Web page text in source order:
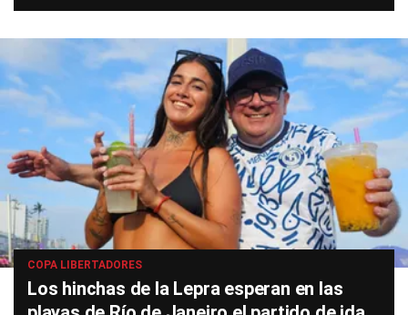
COPA LIBERTADORES
Los hinchas de la Lepra esperan en las